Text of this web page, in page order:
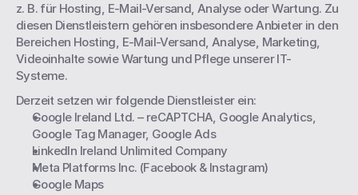
z. B. für Hosting, E-Mail-Versand, Analyse oder Wartung. Zu
diesen Dienstleistern gehören insbesondere Anbieter in den
Bereichen Hosting, E-Mail-Versand, Analyse, Marketing,
Videoinhalte sowie Wartung und Pflege unserer IT-
Systeme.
Derzeit setzen wir folgende Dienstleister ein:
Google Ireland Ltd. – reCAPTCHA, Google Analytics,
Google Tag Manager, Google Ads
LinkedIn Ireland Unlimited Company
Meta Platforms Inc. (Facebook & Instagram)
Google Maps